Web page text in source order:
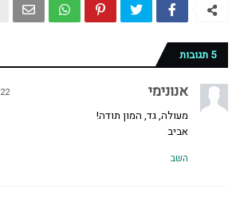
5 תגובות
אנונימי 22 באוגוסט 2021 בשעה 8:58
מעולה, גד, המון תודה!
אביב
השב